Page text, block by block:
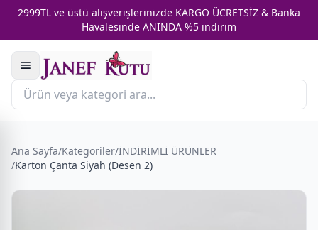
2999TL ve üstü alışverişlerinizde KARGO ÜCRETSİZ & Banka
Havalesinde ANINDA %5 indirim
Ana Sayfa/Kategoriler/İNDİRİMLİ ÜRÜNLER
/Karton Çanta Siyah (Desen 2)